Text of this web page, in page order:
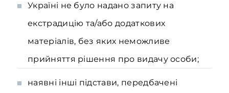
Україні не було надано запиту на
екстрадицію та/або додаткових
матеріалів, без яких неможливе
прийняття рішення про видачу особи;
наявні інші підстави, передбачені